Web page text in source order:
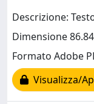
Descrizione:
Dimensione
Formato Adobe
Visualizza/